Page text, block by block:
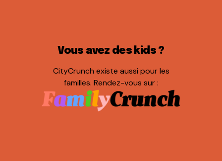
Vous avez des kids ?
CityCrunch existe aussi pour les
familles. Rendez-vous sur :